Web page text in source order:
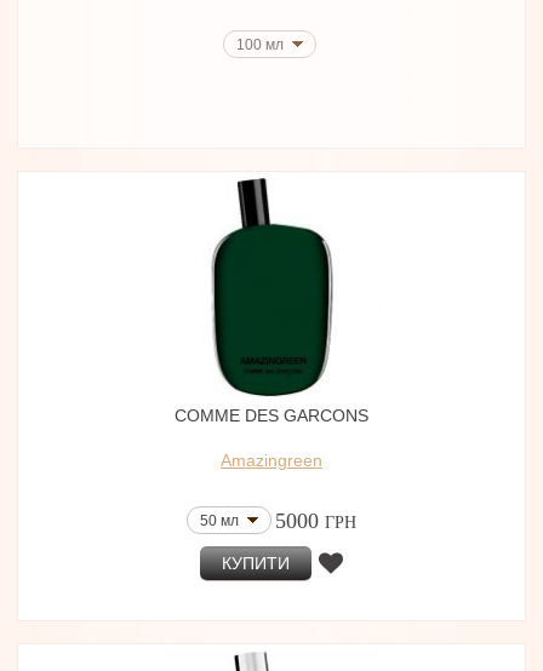
100 мл
COMME DES GARCONS
Amazingreen
50 мл 5000 ГРН
КУПИТИ